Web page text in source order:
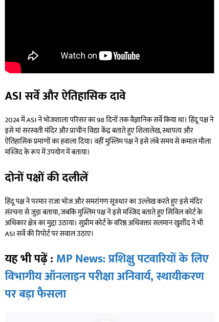
ASI सर्वे और ऐतिहासिक दावे
2024 में ASI ने भोजशाला परिसर का 98 दिनों तक वैज्ञानिक सर्वे किया था। हिंदू पक्ष ने
इसे मां सरस्वती मंदिर और प्राचीन विद्या केंद्र बताते हुए शिलालेख, स्थापत्य और
ऐतिहासिक प्रमाणों का हवाला दिया। वहीं मुस्लिम पक्ष ने इसे लंबे समय से कमाल मौला
मस्जिद के रूप में उपयोग में बताया।
दोनों पक्षों की दलीलें
हिंदू पक्ष ने परमार राजा भोज और समरांगण सूत्रधार का उल्लेख करते हुए इसे मंदिर
संरचना से जुड़ा बताया, जबकि मुस्लिम पक्ष ने इसे मस्जिद बताते हुए सिविल कोर्ट के
अधिकार क्षेत्र का मुद्दा उठाया। सुप्रीम कोर्ट के वरिष्ठ अधिवक्ता सलमान खुर्शीद ने भी
ASI सर्वे की रिपोर्ट पर सवाल उठाए।
यह भी पढ़ें : MP News: प्रशिक्षु पटवारियों के लिए
विभागीय ऑनलाइन परीक्षा अनिवार्य, स्थायीकरण
पर बड़ा फैसला